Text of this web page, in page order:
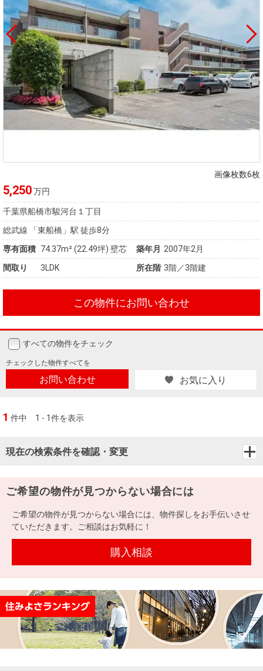
を
探
す
購入向け
サービス
住宅ロー
ンシミュ
レーショ
ン
住まい1プ
ラス（お
役立ちコ
ラム）
税金の本
（電子ブ
ック）
売却向け
サービス
周辺相場
検索
ラス（お
役立ちコ
ラム）
住まいと
暮らしの
売却ガイ
ド
画像枚数6枚
5,250万円
千葉県船橋市駿河台１丁目
総武線 「東船橋」駅 徒歩8分
専有面積 74.37m²(22.49坪) 壁芯 築年月 2007年2月
間取り
3LDK 所在階 3階／3階建
この物件にお問い合わせ
すべての物件をチェック
チェックした物件すべてを
お問い合わせ お気に入り
1 件中 1 - 1件を表示
現在の検索条件を確認・変更
ご希望の物件が見つからない場合には
ご希望の物件が見つからない場合には、物件探しをお手伝いさせ
ていただきます。ご相談はお気軽に！
購入相談